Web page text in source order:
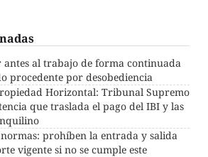
antes al trabajo de forma continuada
procedente por desobediencia
Horizontal: Tribunal Supremo
que traslada el pago del IBI y las
prohíben la entrada y salida
vigente si no se cumple este